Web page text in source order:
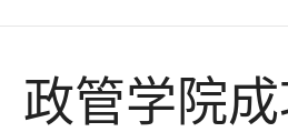
政管学院